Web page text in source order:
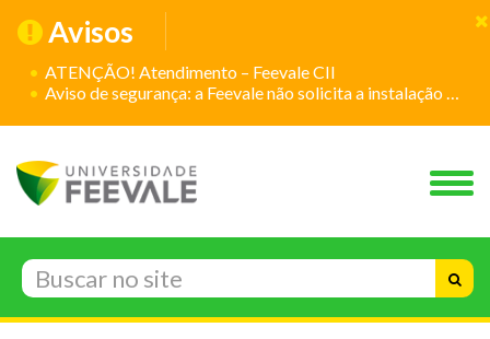
Avisos
ATENÇÃO! Atendimento – Feevale CII
Aviso de segurança: a Feevale não solicita a instalação de aplicativos